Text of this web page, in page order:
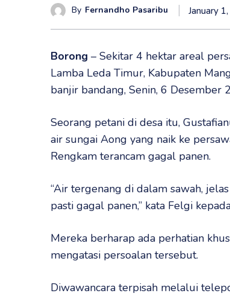
By Fernandho Pasaribu January
Borong – Sekitar 4 hektar areal
Lamba Leda Timur, Kabupaten
banjir bandang, Senin, 6 Desember
Seorang petani di desa itu,
air sungai Aong yang naik ke
Rengkam terancam gagal panen.
“Air tergenang di dalam sawah,
pasti gagal panen,” kata Felgi
Mereka berharap ada perhatian
mengatasi persoalan tersebut.
Diwawancara terpisah melalui